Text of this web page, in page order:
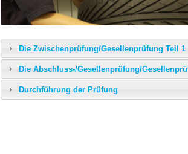
Die Zwischenprüfung/Gesellenprüfung Teil 1
Die Abschluss-/Gesellenprüfung/
Durchführung der Prüfung